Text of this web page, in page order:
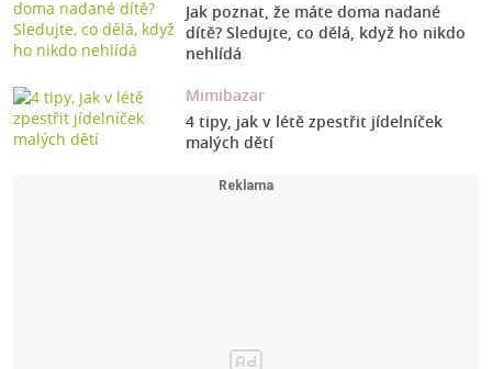
Jak poznat, že máte doma nadané
dítě? Sledujte, co dělá, když ho nikdo
nehlídá
Mimibazar
4 tipy, jak v létě zpestřit jídelníček
malých dětí